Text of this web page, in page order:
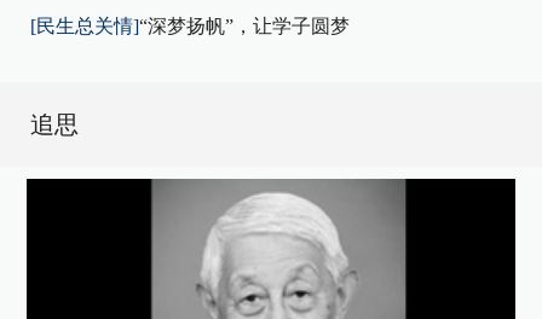
[民生总关情]“深梦扬帆”，让学子圆梦
追思